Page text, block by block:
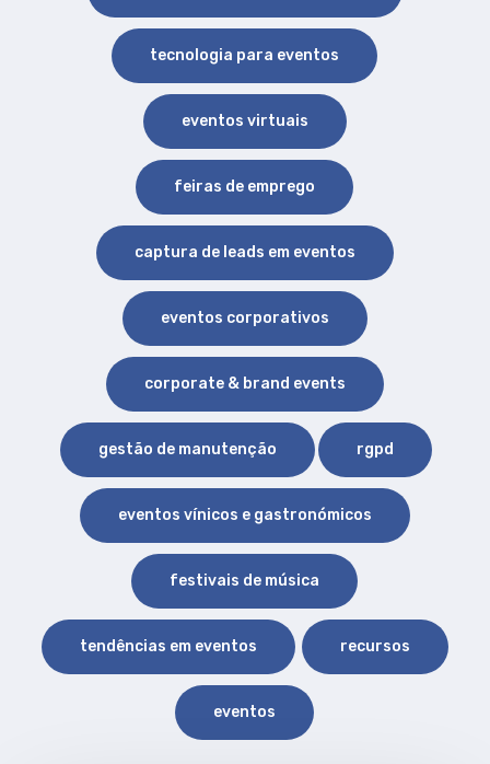
tecnologia para eventos
eventos virtuais
feiras de emprego
captura de leads em eventos
eventos corporativos
corporate & brand events
gestão de manutenção rgpd
eventos vínicos e gastronómicos
festivais de música
tendências em eventos recursos
eventos